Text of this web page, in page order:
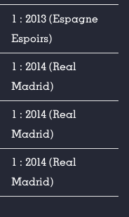
1 : 2013 (Espagne
Espoirs)
1 : 2014 (Real
Madrid)
1 : 2014 (Real
Madrid)
1 : 2014 (Real
Madrid)